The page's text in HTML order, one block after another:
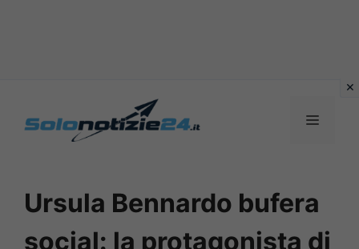
MENU
Ursula Bennardo bufera
social: la protagonista di